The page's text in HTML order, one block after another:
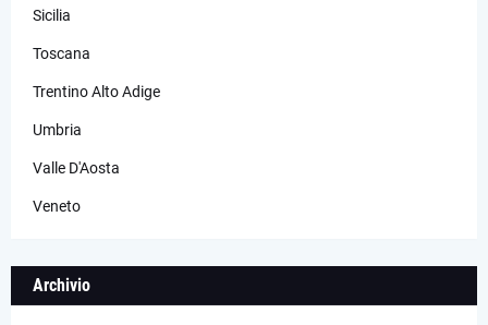
Sicilia
Toscana
Trentino Alto Adige
Umbria
Valle D'Aosta
Veneto
Archivio